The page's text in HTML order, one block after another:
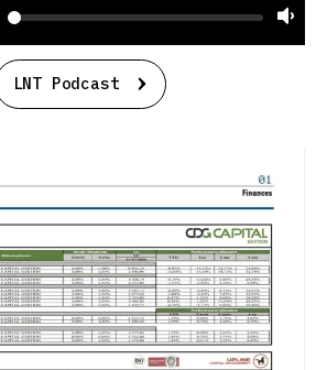
LNT Podcast